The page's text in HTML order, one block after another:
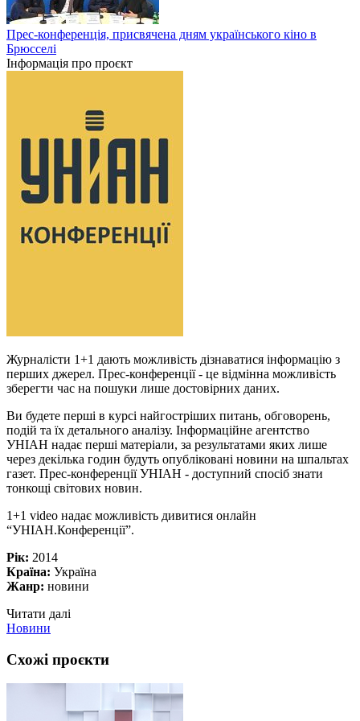
Прес-конференція, присвячена дням українського кіно в
Брюсселі
Інформація про проєкт
Журналісти 1+1 дають можливість дізнаватися інформацію з
перших джерел. Прес-конференції - це відмінна можливість
зберегти час на пошуки лише достовірних даних.
Ви будете перші в курсі найгостріших питань, обговорень,
подій та їх детального аналізу. Інформаційне агентство
УНІАН надає перші матеріали, за результатами яких лише
через декілька годин будуть опубліковані новини на шпальтах
газет. Прес-конференції УНІАН - доступний спосіб знати
тонкощі світових новин.
1+1 video надає можливість дивитися онлайн
“УНІАН.Конференції”.
Рік: 2014
Країна: Україна
Жанр: новини
Читати далі
Новини
Схожі проєкти